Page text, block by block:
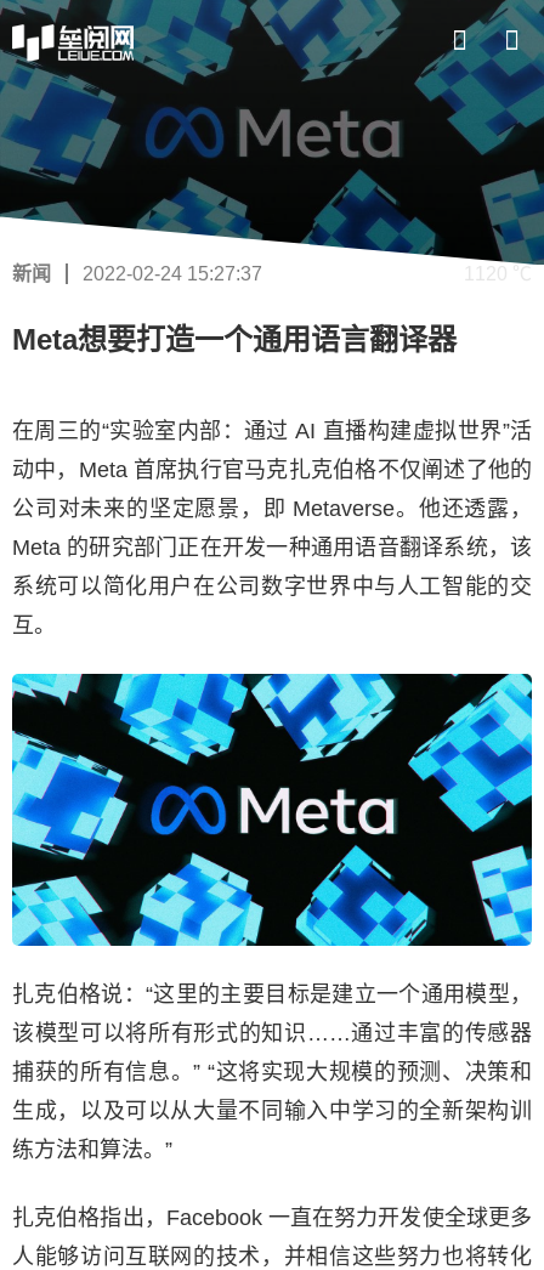
新闻 2022-02-24 15:27:37 1120 ℃
Meta想要打造一个通用语言翻译器
在周三的“实验室内部：通过 AI 直播构建虚拟世界”活
动中，Meta 首席执行官马克扎克伯格不仅阐述了他的
公司对未来的坚定愿景，即 Metaverse。他还透露，
Meta 的研究部门正在开发一种通用语音翻译系统，该
系统可以简化用户在公司数字世界中与人工智能的交
互。
扎克伯格说：“这里的主要目标是建立一个通用模型，
该模型可以将所有形式的知识……通过丰富的传感器
捕获的所有信息。” “这将实现大规模的预测、决策和
生成，以及可以从大量不同输入中学习的全新架构训
练方法和算法。”
扎克伯格指出，Facebook 一直在努力开发使全球更多
人能够访问互联网的技术，并相信这些努力也将转化